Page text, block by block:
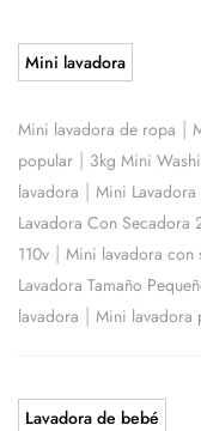
Mini lavadora
Mini lavadora de ropa |
popular | 3kg Mini
lavadora | Mini Lavadora
Lavadora Con Secadora
110v | Mini lavadora con
Lavadora Tamaño
lavadora | Mini lavadora
Lavadora de bebé